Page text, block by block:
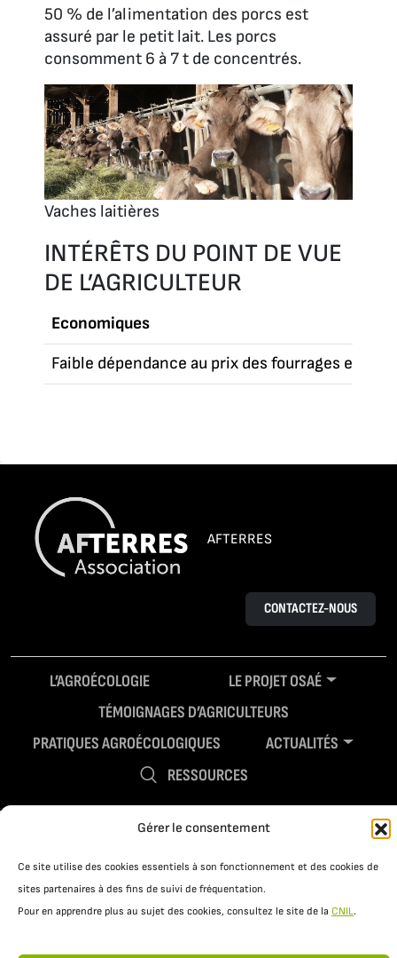
Gérer le consentement
Ce site utilise des cookies essentiels à son fonctionnement et des cookies de
sites partenaires à des fins de suivi de fréquentation.
Pour en apprendre plus au sujet des cookies, consultez le site de la CNIL.
50 % de l’alimentation des porcs est
assuré par le petit lait. Les porcs
consomment 6 à 7 t de concentrés.
Vaches laitières
INTÉRÊTS DU POINT DE VUE
DE L’AGRICULTEUR
Economiques
Faible dépendance au prix des fourrages et
AFTERRES
CONTACTEZ-NOUS
L’AGROÉCOLOGIE
LE PROJET OSAÉ
TÉMOIGNAGES D’AGRICULTEURS
PRATIQUES AGROÉCOLOGIQUES
ACTUALITÉS
RESSOURCES